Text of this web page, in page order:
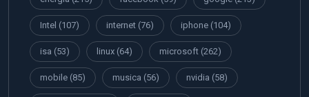
Intel (107) internet (76) iphone (104)
isa (53) linux (64) microsoft (262)
mobile (85) musica (56) nvidia (58)